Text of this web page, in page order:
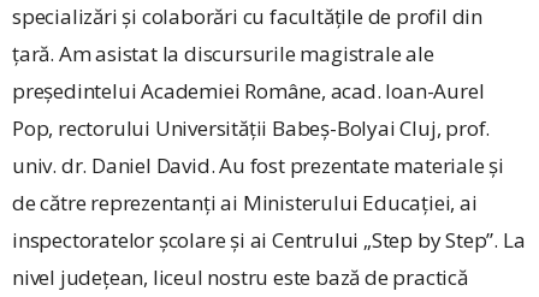
specializări și colaborări cu facultățile de profil din
țară. Am asistat la discursurile magistrale ale
președintelui Academiei Române, acad. Ioan-Aurel
Pop, rectorului Universității Babeș-Bolyai Cluj, prof.
univ. dr. Daniel David. Au fost prezentate materiale și
de către reprezentanți ai Ministerului Educației, ai
inspectoratelor școlare și ai Centrului „Step by Step”. La
nivel județean, liceul nostru este bază de practică